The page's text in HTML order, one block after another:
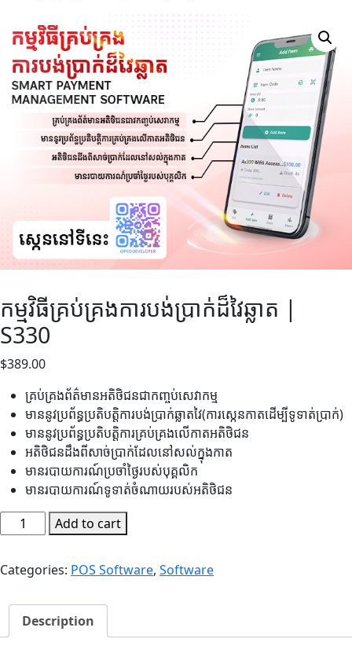
កម្មវិធីគ្រប់គ្រងការបង់ប្រាក់ដ៏វៃឆ្លាត​ |
S330
$389.00
គ្រប់គ្រងព័ត៌មានអតិថិជនជាកញ្ចប់សេវាកម្ម
មាននូវប្រព័ន្ធប្រតិបត្តិការបង់ប្រាក់ឆ្លាតវៃ(ការស្កេនកាតដើម្បីទូទាត់ប្រាក់)
មាននូវប្រព័ន្ធប្រតិបត្តិការគ្រប់គ្រងលើកាតអតិថិជន
អតិថិជនដឹងពីសាច់ប្រាក់ដែលនៅសល់ក្នុងកាត
មានរបាយការណ៍ប្រចាំថ្ងៃរបស់បុគ្គលិក
មានរបាយការណ៍ទូទាត់ចំណាយរបស់អតិថិជន
កម្មវិធី
គ្រប់
ការ
ដ៏វៃ
Add to cart
Categories: POS Software, Software
Description